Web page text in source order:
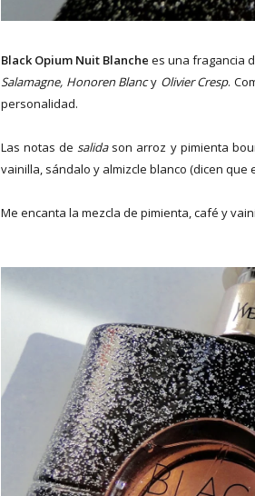
Black Opium Nuit Blanche es una fragancia
Salamagne, Honoren Blancy Olivier Cresp.
personalidad.
Las notas desalidason arroz y pimienta
vainilla, sándalo y almizcle blanco (dicen que
Me encanta la mezcla de pimienta, café y